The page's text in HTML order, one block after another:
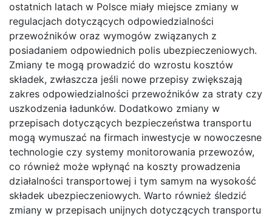
ostatnich latach w Polsce miały miejsce zmiany w
regulacjach dotyczących odpowiedzialności
przewoźników oraz wymogów związanych z
posiadaniem odpowiednich polis ubezpieczeniowych.
Zmiany te mogą prowadzić do wzrostu kosztów
składek, zwłaszcza jeśli nowe przepisy zwiększają
zakres odpowiedzialności przewoźników za straty czy
uszkodzenia ładunków. Dodatkowo zmiany w
przepisach dotyczących bezpieczeństwa transportu
mogą wymuszać na firmach inwestycje w nowoczesne
technologie czy systemy monitorowania przewozów,
co również może wpłynąć na koszty prowadzenia
działalności transportowej i tym samym na wysokość
składek ubezpieczeniowych. Warto również śledzić
zmiany w przepisach unijnych dotyczących transportu